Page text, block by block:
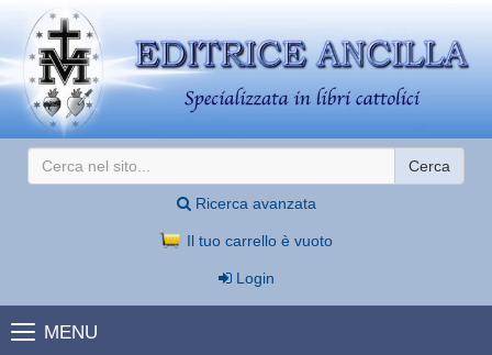
Cerca
Ricerca avanzata
Il tuo carrello è vuoto
Login
MENU